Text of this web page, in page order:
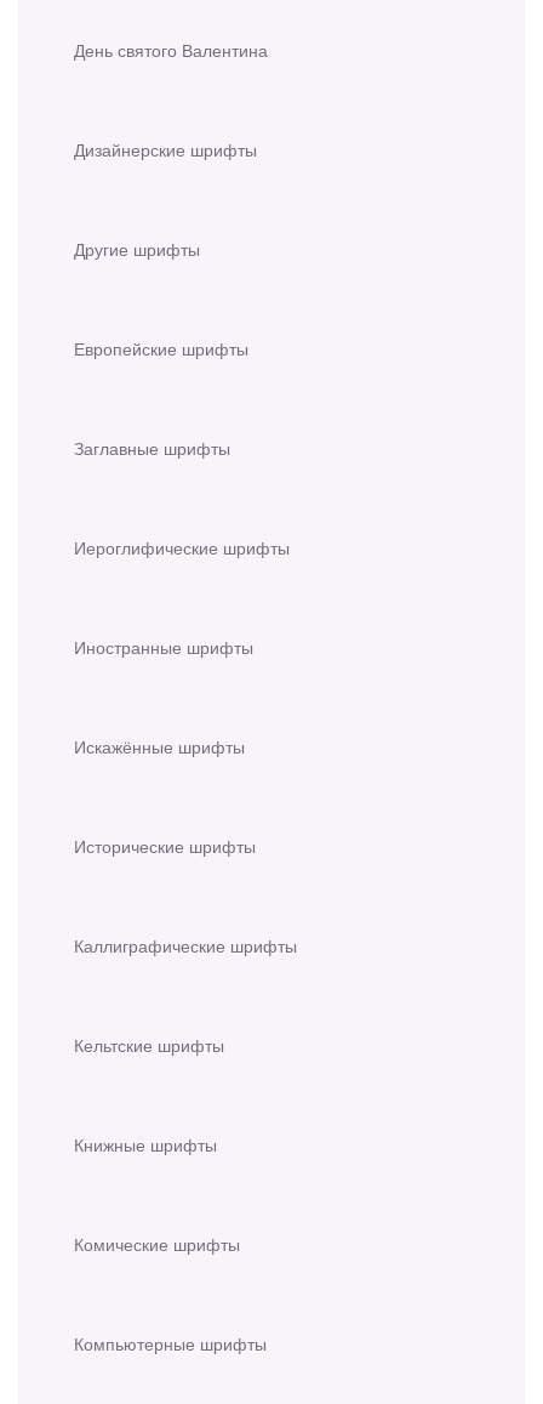
День святого Валентина
Дизайнерские шрифты
Другие шрифты
Европейские шрифты
Заглавные шрифты
Иероглифические шрифты
Иностранные шрифты
Искажённые шрифты
Исторические шрифты
Каллиграфические шрифты
Кельтские шрифты
Книжные шрифты
Комические шрифты
Компьютерные шрифты